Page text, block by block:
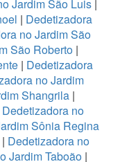
Jardim São Luis |
| Dedetizadora
no Jardim São
São Roberto|
| Dedetizadora
no Jardim
Shangrila|
Dedetizadora no
Sônia Regina
Dedetizadora no
Jardim Taboão |